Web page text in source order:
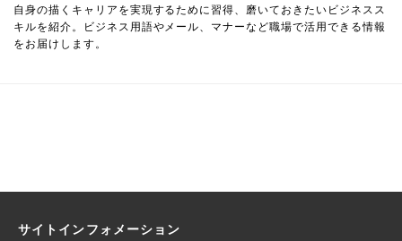
自身の描くキャリアを実現するために習得、磨いておきたいビジネスス
キルを紹介。ビジネス用語やメール、マナーなど職場で活用できる情報
をお届けします。
サイトインフォメーション